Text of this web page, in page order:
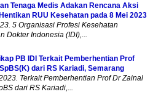
Tenaga Medis Adakan Rencana Aksi
RUU Kesehatan pada 8 Mei 2023
5 Organisasi Profesi Kesehatan
Dokter Indonesia (IDI),...
PB IDI Terkait Pemberhentian Prof
dari RS Kariadi, Semarang
Terkait Pemberhentian Prof Dr Zainal
dari RS Kariadi,...